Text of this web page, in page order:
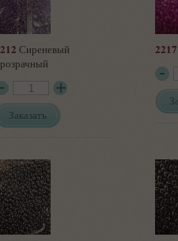
Сиреневый
Заказать
2217